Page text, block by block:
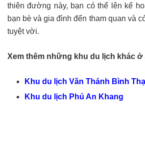
thiên đường này, bạn có thể lên kế
bạn bè và gia đình đến tham quan và
tuyệt vời.
Xem thêm những khu du lịch khác ở
Khu du lịch Văn Thánh Bình
Khu du lịch Phú An Khang